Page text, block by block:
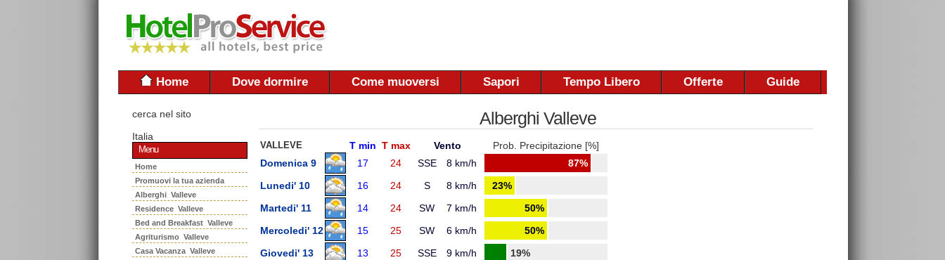
Home Dove dormire Come muoversi Sapori Tempo Libero Offerte Guide
cerca nel sito
Italia
Menu
Home
Promuovi la tua azienda
Alberghi Valleve
Residence Valleve
Bed and Breakfast Valleve
Agriturismo Valleve
Casa Vacanza Valleve
Alberghi Valleve
VALLEVE T min T max Vento
Prob. Precipitazione [%]
Domenica 9
17 24 SSE 8 km/h
87%
Lunedi' 10
16 24 S 8 km/h
23%
Martedi' 11
14 24 SW 7 km/h
50%
Mercoledi' 12
15 25 SW 6 km/h
50%
Giovedi' 13
13 25 SSE 9 km/h 19%